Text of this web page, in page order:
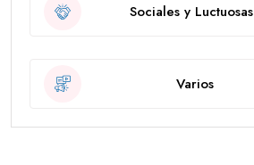
Sociales y Luctuosas
Varios